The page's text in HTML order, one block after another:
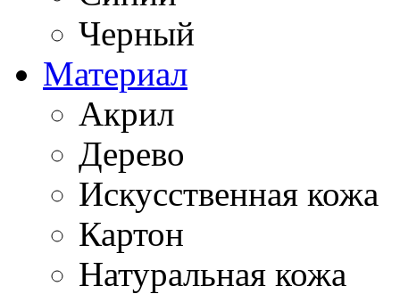
Черный
Материал
Акрил
Дерево
Искусственная кожа
Картон
Натуральная кожа